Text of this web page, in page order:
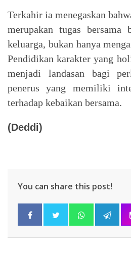
Terkahir ia menegaskan
merupakan tugas bersama
keluarga, bukan hanya
Pendidikan karakter yang
menjadi landasan bagi
penerus yang memiliki
terhadap kebaikan bersama.
(Deddi)
You can share this post!